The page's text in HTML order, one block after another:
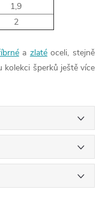
1,9
2
a zlatéoceli, stejně
kolekci šperků ještě více